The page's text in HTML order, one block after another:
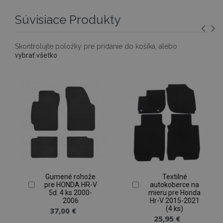
Súvisiace Produkty
Skontrolujte položky pre pridanie do košíka, alebo
vybrať všetko
Gumené rohože
pre HONDA HR-V
5d. 4 ks 2000-
2006
37,00 €
Textilné
autokoberce na
mieru pre Honda
Hr-V 2015-2021
(4 ks)
25,95 €
Nevyhnutne potrebné
Výkonnosť
základné funkcie webovej lokality, ako prihlásenie
používateľa a správa účtu. Webová lokalita sa nedá
správne používať bez nevyhnutne potrebných
súborov cookie.
Poskytovateľ
Doména
www.vtvauto.sk